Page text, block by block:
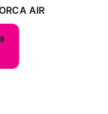
AIR